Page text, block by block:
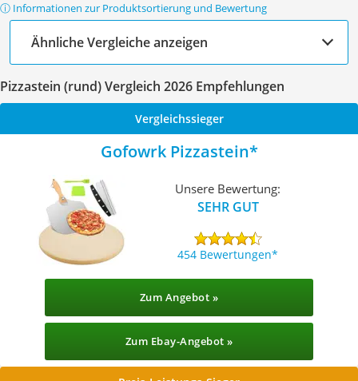
ⓘ Informationen zur Produktsortierung und Bewertung
Ähnliche Vergleiche anzeigen
Pizzastein (rund) Vergleich 2026 Empfehlungen
Vergleichssieger
Gofowrk Pizzastein
Unsere Bewertung:
SEHR GUT
454 Bewertungen
Zum Angebot »
Zum Ebay-Angebot »